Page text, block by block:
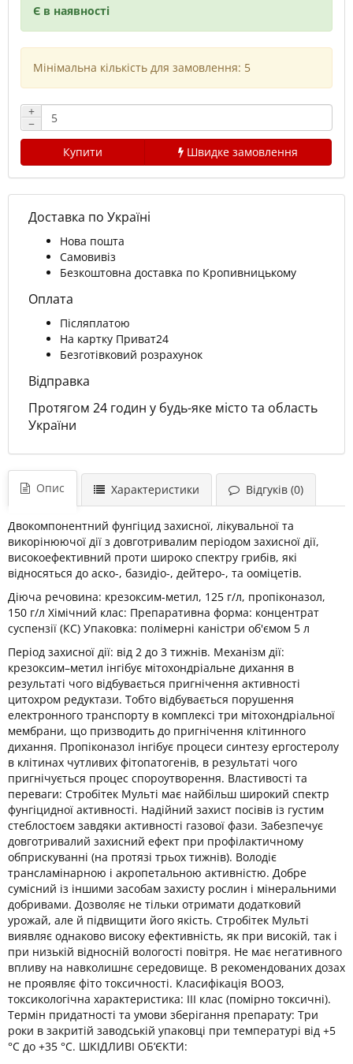
Є в наявності
Мінімальна кількість для замовлення: 5
+
−
Купити
Швидке замовлення
Доставка по Україні
Нова пошта
Самовивіз
Безкоштовна доставка по Кропивницькому
Оплата
Післяплатою
На картку Приват24
Безготівковий розрахунок
Відправка
Протягом 24 годин у будь-яке місто та область
України
Опис Характеристики Відгуків (0)
Двокомпонентний фунгіцид захисної, лікувальної та
викорінюючої дії з довготривалим періодом захисної дії,
високоефективний проти широко спектру грибів, які
відносяться до аско-, базидіо-, дейтеро-, та ооміцетів.
Діюча речовина: крезоксим-метил, 125 г/л, пропіконазол,
150 г/л Хімічний клас: Препаративна форма: концентрат
суспензії (КС) Упаковка: полімерні каністри об'ємом 5 л
Період захисної дії: від 2 до 3 тижнів. Механізм дії:
крезоксим–метил інгібує мітохондріальне дихання в
результаті чого відбувається пригнічення активності
цитохром редуктази. Тобто відбувається порушення
електронного транспорту в комплексі три мітохондріальної
мембрани, що призводить до пригнічення клітинного
дихання. Пропіконазол інгібує процеси синтезу ергостеролу
в клітинах чутливих фітопатогенів, в результаті чого
пригнічується процес спороутворення. Властивості та
переваги: Стробітек Мульті має найбільш широкий спектр
фунгіцидної активності. Надійний захист посівів із густим
стеблостоєм завдяки активності газової фази. Забезпечує
довготривалий захисний ефект при профілактичному
обприскуванні (на протязі трьох тижнів). Володіє
трансламінарною і акропетальною активністю. Добре
сумісний із іншими засобам захисту рослин і мінеральними
добривами. Дозволяє не тільки отримати додатковий
урожай, але й підвищити його якість. Стробітек Мульті
виявляє однаково високу ефективність, як при високій, так і
при низькій відносній вологості повітря. Не має негативного
впливу на навколишнє середовище. В рекомендованих дозах
не проявляє фіто токсичності. Класифікація ВООЗ,
токсикологічна характеристика: ІІІ клас (помірно токсичні).
Термін придатності та умови зберігання препарату: Три
роки в закритій заводській упаковці при температурі від +5
°С до +35 °С. ШКІДЛИВІ ОБ’ЄКТИ: